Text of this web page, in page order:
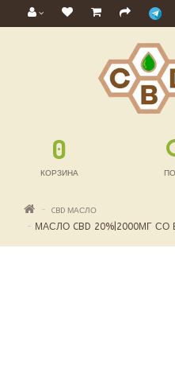
0
КОРЗИНА
CBD МАСЛО
МАСЛО CBD 20%|2000МГ